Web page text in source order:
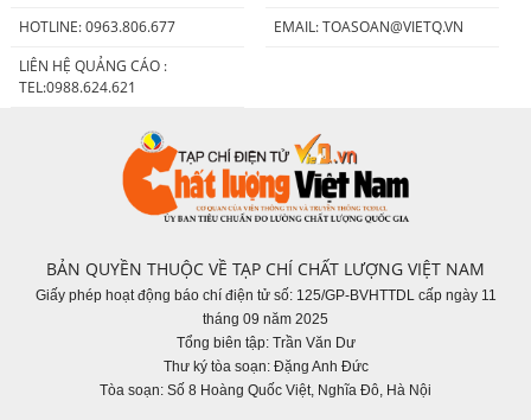
HOTLINE: 0963.806.677
EMAIL:TOASOAN@VIETQ.VN
LIÊN HỆ QUẢNG CÁO :
TEL:0988.624.621
BẢN QUYỀN THUỘC VỀ TẠP CHÍ CHẤT LƯỢNG VIỆT NAM
Giấy phép hoạt động báo chí điện tử số: 125/GP-BVHTTDL cấp ngày 11
tháng 09 năm 2025
Tổng biên tập: Trần Văn Dư
Thư ký tòa soạn: Đặng Anh Đức
Tòa soạn: Số 8 Hoàng Quốc Việt, Nghĩa Đô, Hà Nội